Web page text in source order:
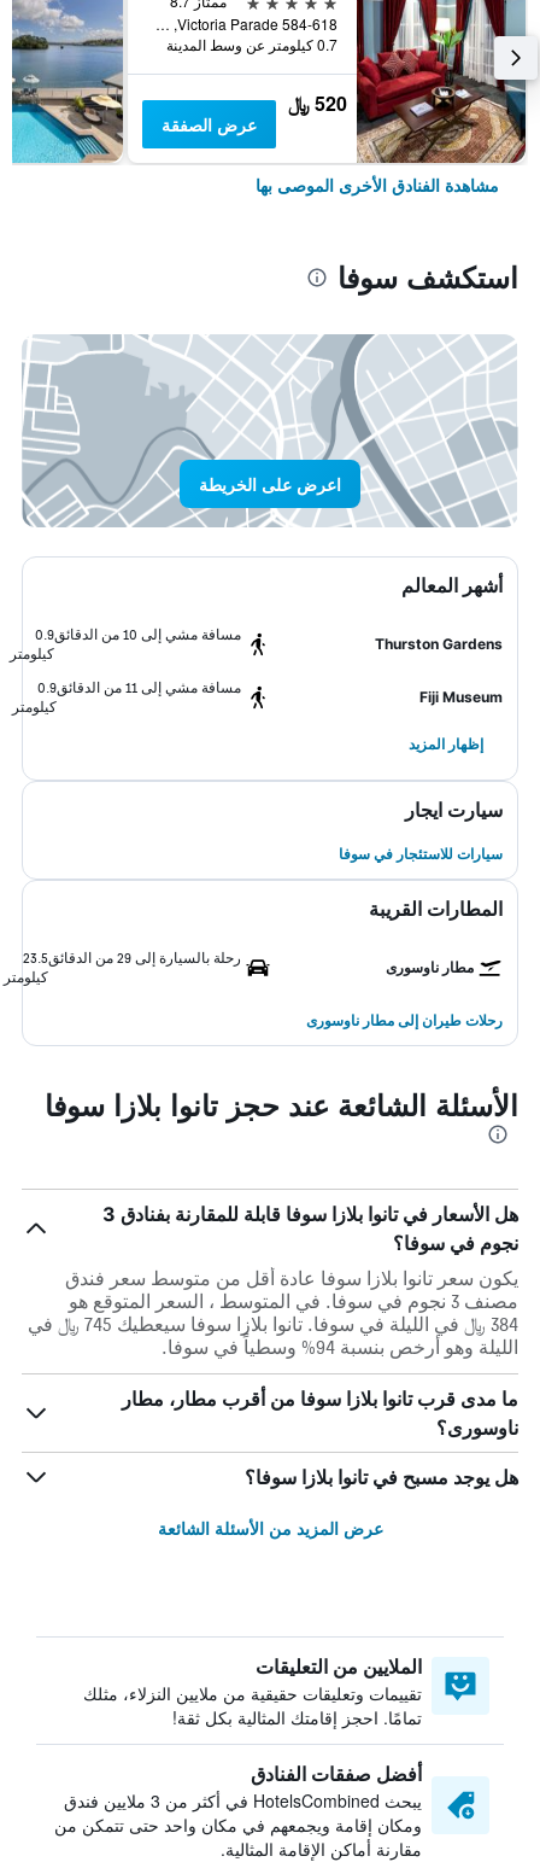
584-618 Victoria Parade, سوفا, فيجي
0.7 كيلومتر عن وسط المدينة
520 ﷼
عرض الصفقة
مشاهدة الفنادق الأخرى الموصى بها
استكشف سوفا
اعرض على الخريطة
أشهر المعالم
Thurston Gardens
مسافة مشي إلى 10 من الدقائق
0.9
كيلومتر
Fiji Museum
مسافة مشي إلى 11 من الدقائق
0.9
كيلومتر
إظهار المزيد
سيارت ايجار
سيارات للاستئجار في سوفا
المطارات القريبة
مطار ناوسورى
رحلة بالسيارة إلى 29 من الدقائق
23.5
كيلومتر
رحلات طيران إلى مطار ناوسورى
الأسئلة الشائعة عند حجز تانوا بلازا سوفا
هل الأسعار في تانوا بلازا سوفا قابلة للمقارنة بفنادق 3
نجوم في سوفا؟
يكون سعر تانوا بلازا سوفا عادة أقل من متوسط ​​سعر فندق
مصنف 3 نجوم في سوفا. في المتوسط ، السعر المتوقع هو
384 ﷼ في الليلة في سوفا. تانوا بلازا سوفا سيعطيك 745 ﷼ في
الليلة وهو أرخص بنسبة 94% وسطياً في سوفا.
ما مدى قرب تانوا بلازا سوفا من أقرب مطار، مطار
ناوسورى؟
هل يوجد مسبح في تانوا بلازا سوفا؟
عرض المزيد من الأسئلة الشائعة
الملايين من التعليقات
تقييمات وتعليقات حقيقية من ملايين النزلاء، مثلك
تمامًا. احجز إقامتك المثالية بكل ثقة!
أفضل صفقات الفنادق
يبحث HotelsCombined في أكثر من 3 ملايين فندق
ومكان إقامة ويجمعهم في مكان واحد حتى تتمكن من
مقارنة أماكن الإقامة المثالية.